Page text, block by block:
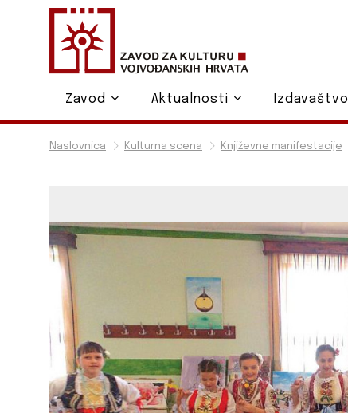
Naslovnica Kulturna scena Književne manifestacije
Zavod Aktualnosti Izdavaštvo